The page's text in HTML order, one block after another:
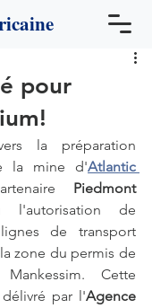
pour
la préparation
la mine d'Atlantic
Piedmont
de
de transport
zone du permis de
Cette
par l'Agence